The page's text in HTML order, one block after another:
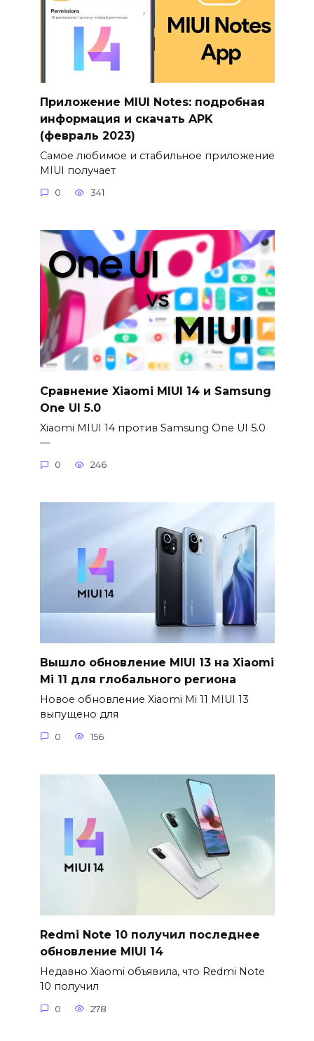
Приложение MIUI Notes: подробная
информация и скачать APK
(февраль 2023)
Самое любимое и стабильное приложение
MIUI получает
0 341
Сравнение Xiaomi MIUI 14 и Samsung
One UI 5.0
Xiaomi MIUI 14 против Samsung One UI 5.0
—
0 246
Вышло обновление MIUI 13 на Xiaomi
Mi 11 для глобального региона
Новое обновление Xiaomi Mi 11 MIUI 13
выпущено для
0 156
Redmi Note 10 получил последнее
обновление MIUI 14
Недавно Xiaomi объявила, что Redmi Note
10 получил
0 278